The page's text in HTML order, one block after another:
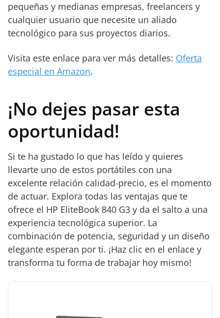
pequeñas y medianas empresas, freelancers y
cualquier usuario que necesite un aliado
tecnológico para sus proyectos diarios.
Visita este enlace para ver más detalles: Oferta
especial en Amazon.
¡No dejes pasar esta
oportunidad!
Si te ha gustado lo que has leído y quieres
llevarte uno de estos portátiles con una
excelente relación calidad-precio, es el momento
de actuar. Explora todas las ventajas que te
ofrece el HP EliteBook 840 G3 y da el salto a una
experiencia tecnológica superior. La
combinación de potencia, seguridad y un diseño
elegante esperan por ti. ¡Haz clic en el enlace y
transforma tu forma de trabajar hoy mismo!